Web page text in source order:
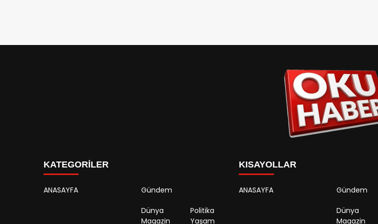
KATEGORİLER
ANASAYFA Gündem
Dünya
Politika
Magazin
Yaşam
KISAYOLLAR
ANASAYFA Gündem
Dünya
Magazin